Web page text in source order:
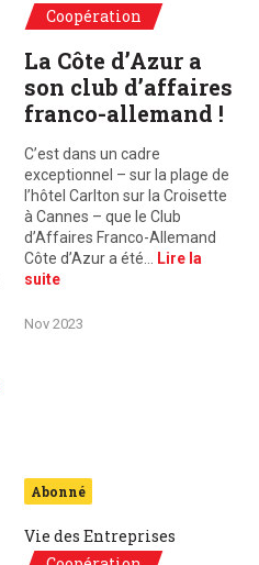
Coopération
La Côte d’Azur a
son club d’affaires
franco-allemand !
C’est dans un cadre
exceptionnel – sur la plage de
l’hôtel Carlton sur la Croisette
à Cannes – que le Club
d’Affaires Franco-Allemand
Côte d’Azur a été…
Lire la
suite
Nov 2023
Abonné
Vie des Entreprises